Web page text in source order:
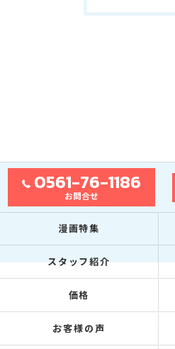
0561-76-1186
お問合せ
漫画特集
スタッフ紹介
価格
お客様の声